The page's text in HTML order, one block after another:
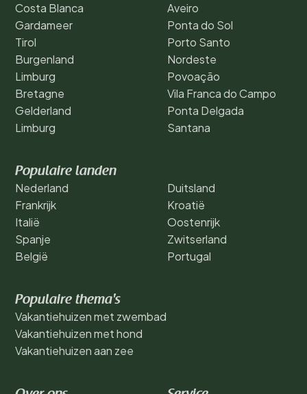
Costa Blanca
Gardameer
Tirol
Burgenland
Limburg
Bretagne
Gelderland
Limburg
Aveiro
Ponta do Sol
Porto Santo
Nordeste
Povoação
Vila Franca do Campo
Ponta Delgada
Santana
Populaire landen
Nederland
Frankrijk
Italië
Spanje
België
Duitsland
Kroatië
Oostenrijk
Zwitserland
Portugal
Populaire thema's
Vakantiehuizen met zwembad
Vakantiehuizen met hond
Vakantiehuizen aan zee